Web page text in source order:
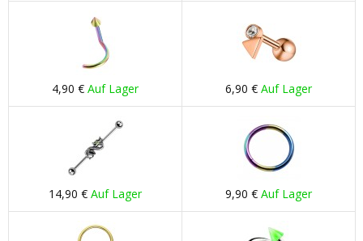
4,90 € Auf Lager 6,90 € Auf Lager
14,90 € Auf Lager 9,90 € Auf Lager